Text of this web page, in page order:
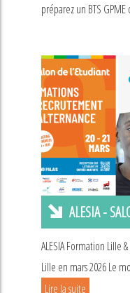
préparez un BTS GPME
ALESIA -
ALESIA Formation Lille
Lille en mars 2026 Le
Lire la suite